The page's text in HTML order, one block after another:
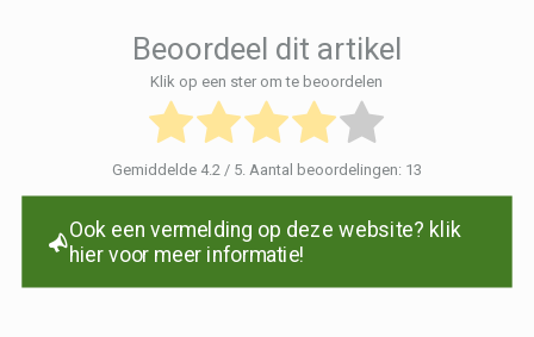
Beoordeel dit artikel
Klik op een ster om te beoordelen
Gemiddelde 4.2 / 5. Aantal beoordelingen: 13
Ook een vermelding op deze website? klik
hier voor meer informatie!